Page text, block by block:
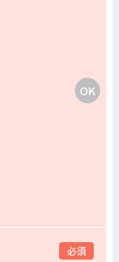
必須